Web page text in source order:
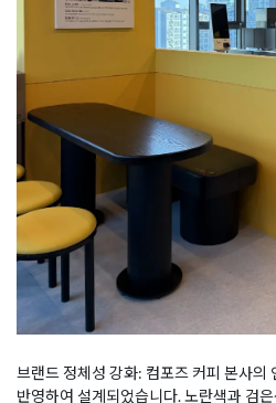
브랜드 정체성 강화: 컴포즈 커피 본사의
반영하여 설계되었습니다. 노란색과 검